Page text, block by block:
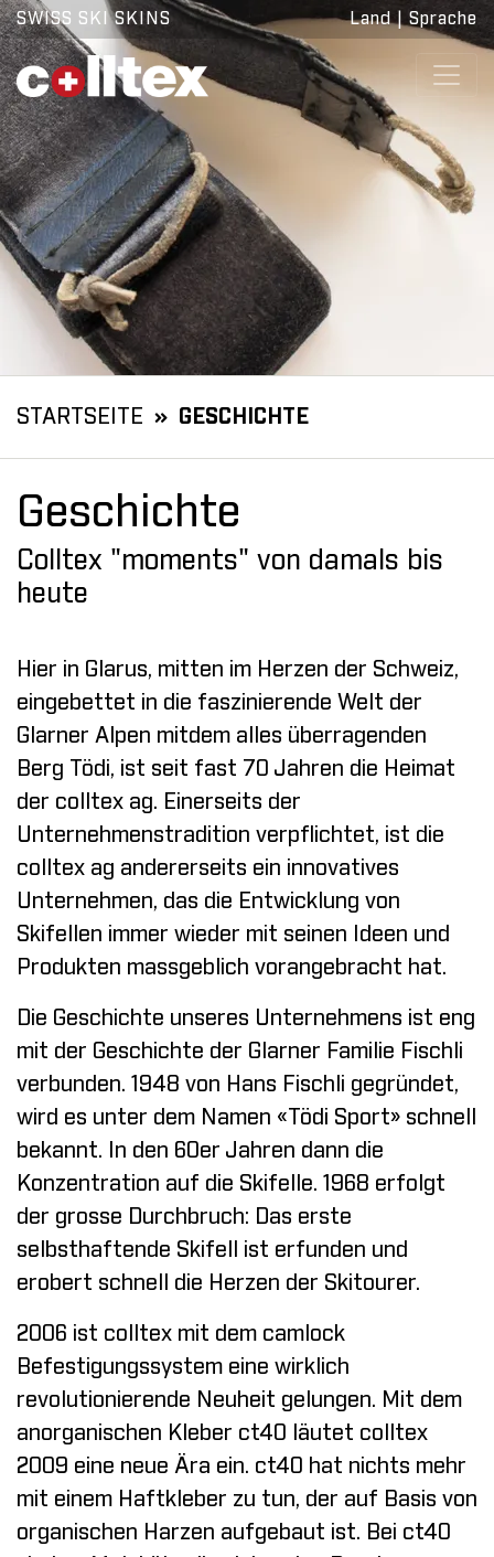
SWISS SKI SKINS Land| Sprache
STARTSEITE GESCHICHTE
Geschichte
Colltex "moments" von damals bis
heute
Hier in Glarus, mitten im Herzen der Schweiz,
eingebettet in die faszinierende Welt der
Glarner Alpen mitdem alles überragenden
Berg Tödi, ist seit fast 70 Jahren die Heimat
der colltex ag. Einerseits der
Unternehmenstradition verpflichtet, ist die
colltex ag andererseits ein innovatives
Unternehmen, das die Entwicklung von
Skifellen immer wieder mit seinen Ideen und
Produkten massgeblich vorangebracht hat.
Die Geschichte unseres Unternehmens ist eng
mit der Geschichte der Glarner Familie Fischli
verbunden. 1948 von Hans Fischli gegründet,
wird es unter dem Namen «Tödi Sport» schnell
bekannt. In den 60er Jahren dann die
Konzentration auf die Skifelle. 1968 erfolgt
der grosse Durchbruch: Das erste
selbsthaftende Skifell ist erfunden und
erobert schnell die Herzen der Skitourer.
2006 ist colltex mit dem camlock
Befestigungssystem eine wirklich
revolutionierende Neuheit gelungen. Mit dem
anorganischen Kleber ct40 läutet colltex
2009 eine neue Ära ein. ct40 hat nichts mehr
mit einem Haftkleber zu tun, der auf Basis von
organischen Harzen aufgebaut ist. Bei ct40